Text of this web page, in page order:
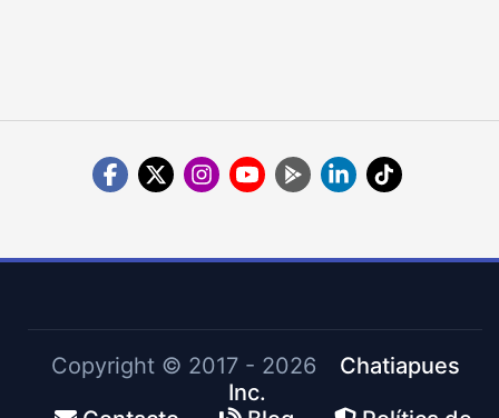
Copyright © 2017 - 2026
Chatiapues
Inc.